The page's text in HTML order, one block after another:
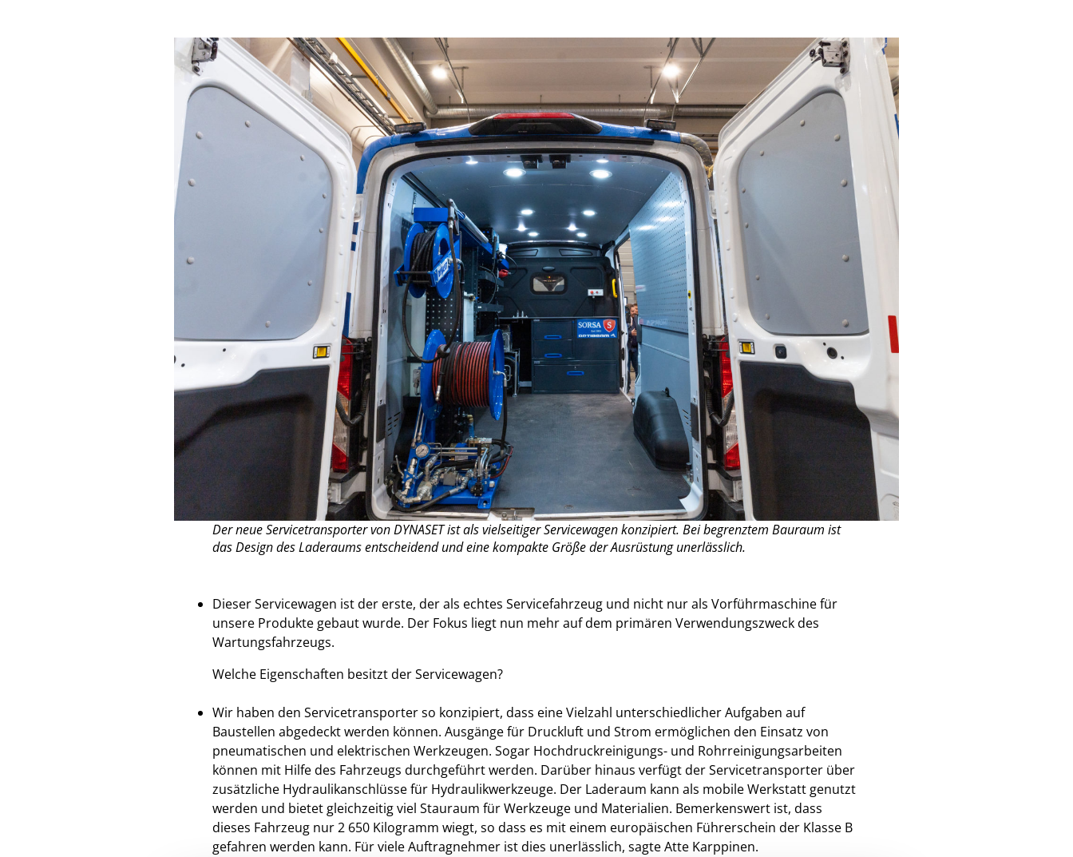
Der neue Servicetransporter von DYNASET ist als vielseitiger Servicewagen konzipiert. Bei begrenztem Bauraum ist
das Design des Laderaums entscheidend und eine kompakte Größe der Ausrüstung unerlässlich.
Dieser Servicewagen ist der erste, der als echtes Servicefahrzeug und nicht nur als Vorführmaschine für
unsere Produkte gebaut wurde. Der Fokus liegt nun mehr auf dem primären Verwendungszweck des
Wartungsfahrzeugs.
Welche Eigenschaften besitzt der Servicewagen?
Wir haben den Servicetransporter so konzipiert, dass eine Vielzahl unterschiedlicher Aufgaben auf
Baustellen abgedeckt werden können. Ausgänge für Druckluft und Strom ermöglichen den Einsatz von
pneumatischen und elektrischen Werkzeugen. Sogar Hochdruckreinigungs- und Rohrreinigungsarbeiten
können mit Hilfe des Fahrzeugs durchgeführt werden. Darüber hinaus verfügt der Servicetransporter über
zusätzliche Hydraulikanschlüsse für Hydraulikwerkzeuge. Der Laderaum kann als mobile Werkstatt genutzt
werden und bietet gleichzeitig viel Stauraum für Werkzeuge und Materialien. Bemerkenswert ist, dass
dieses Fahrzeug nur 2 650 Kilogramm wiegt, so dass es mit einem europäischen Führerschein der Klasse B
gefahren werden kann. Für viele Auftragnehmer ist dies unerlässlich, sagte Atte Karppinen.